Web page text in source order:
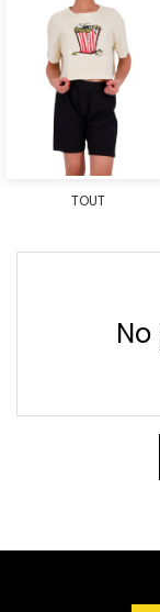
TOUT